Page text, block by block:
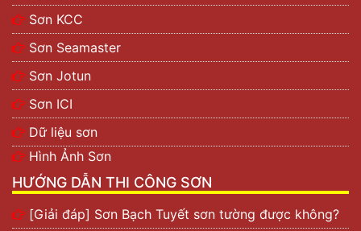
Sơn KCC
Sơn Seamaster
Sơn Jotun
Sơn ICI
Dữ liệu sơn
Hình Ảnh Sơn
HƯỚNG DẪN THI CÔNG SƠN
[Giải đáp] Sơn Bạch Tuyết sơn tường được không?